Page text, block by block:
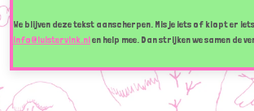
We blijven deze tekst aanscherpen. Mis je iets of klopt er
info@luistervink.nlen help mee. Dan strijken we samen de